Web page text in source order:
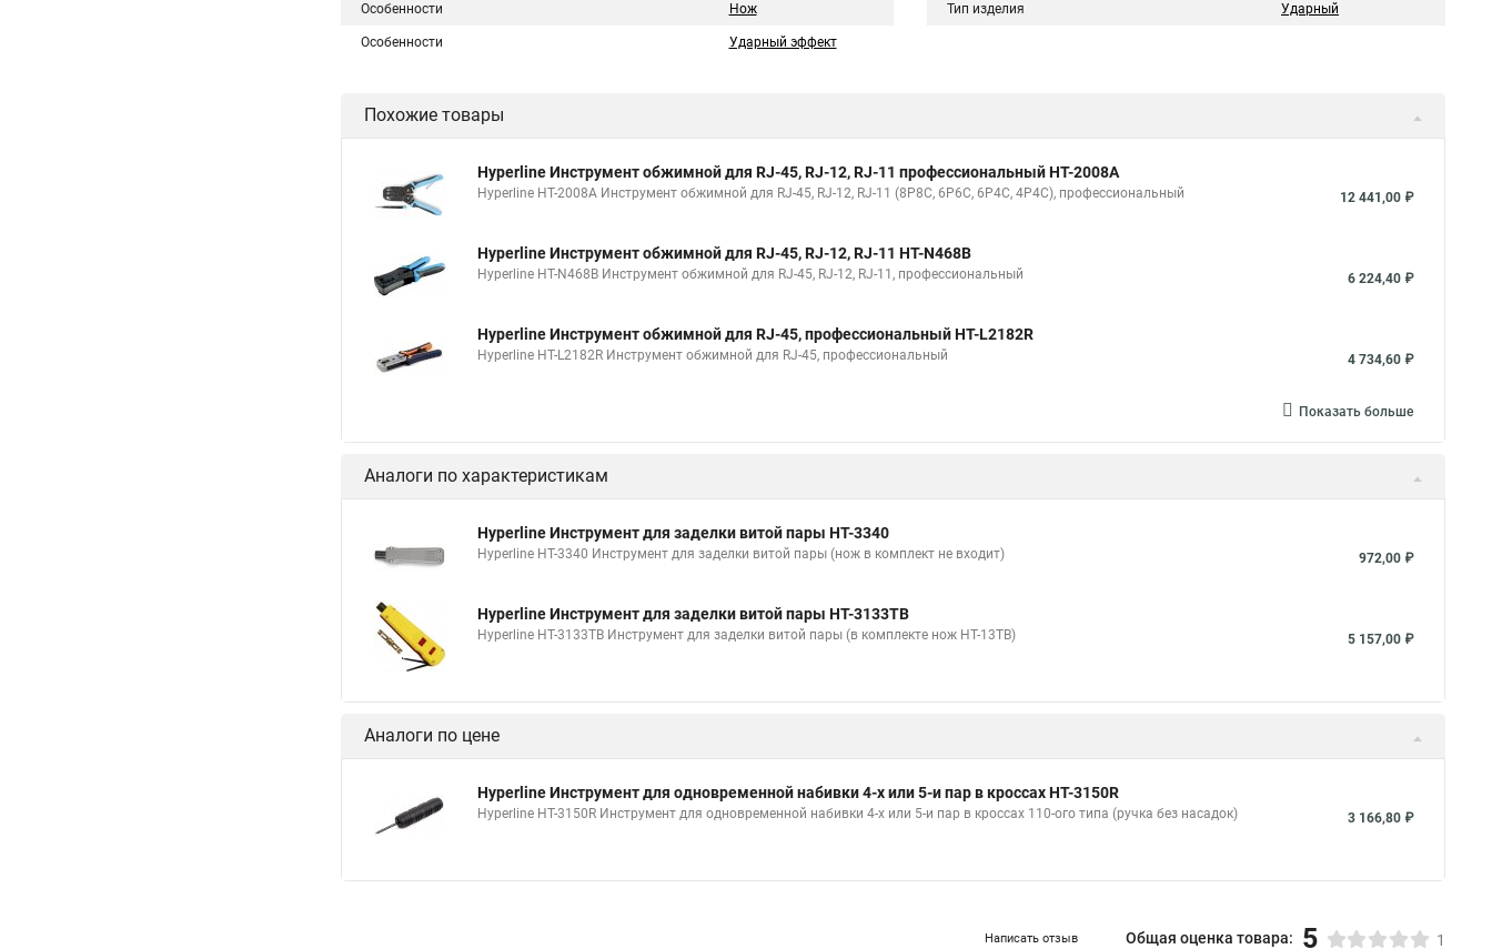
Особенности Нож
Особенности Ударный эффект
Тип изделия Ударный
Похожие товары
Hyperline Инструмент обжимной для RJ-45, RJ-12, RJ-11 профессиональный HT-2008A
Hyperline HT-2008A Инструмент обжимной для RJ-45, RJ-12, RJ-11 (8P8C, 6P6C, 6P4C, 4P4C), профессиональный 12 441,00 ₽
Hyperline Инструмент обжимной для RJ-45, RJ-12, RJ-11 HT-N468B
Hyperline HT-N468B Инструмент обжимной для RJ-45, RJ-12, RJ-11, профессиональный 6 224,40 ₽
Hyperline Инструмент обжимной для RJ-45, профессиональный HT-L2182R
Hyperline HT-L2182R Инструмент обжимной для RJ-45, профессиональный 4 734,60 ₽
Показать больше
Аналоги по характеристикам
Hyperline Инструмент для заделки витой пары HT-3340
Hyperline HT-3340 Инструмент для заделки витой пары (нож в комплект не входит) 972,00 ₽
Hyperline Инструмент для заделки витой пары HT-3133TB
Hyperline HT-3133TB Инструмент для заделки витой пары (в комплекте нож HT-13TB) 5 157,00 ₽
Аналоги по цене
Hyperline Инструмент для одновременной набивки 4-x или 5-и пар в кроссах HT-3150R
Hyperline HT-3150R Инструмент для одновременной набивки 4-x или 5-и пар в кроссах 110-ого типа (ручка без насадок) 3 166,80 ₽
Написать отзыв Общая оценка товара: 5 1